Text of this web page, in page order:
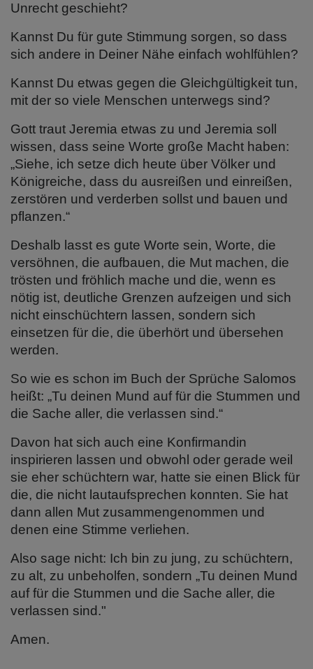
Unrecht geschieht?
Kannst Du für gute Stimmung sorgen, so dass
sich andere in Deiner Nähe einfach wohlfühlen?
Kannst Du etwas gegen die Gleichgültigkeit tun,
mit der so viele Menschen unterwegs sind?
Gott traut Jeremia etwas zu und Jeremia soll
wissen, dass seine Worte große Macht haben:
„Siehe, ich setze dich heute über Völker und
Königreiche, dass du ausreißen und einreißen,
zerstören und verderben sollst und bauen und
pflanzen.“
Deshalb lasst es gute Worte sein, Worte, die
versöhnen, die aufbauen, die Mut machen, die
trösten und fröhlich mache und die, wenn es
nötig ist, deutliche Grenzen aufzeigen und sich
nicht einschüchtern lassen, sondern sich
einsetzen für die, die überhört und übersehen
werden.
So wie es schon im Buch der Sprüche Salomos
heißt: „Tu deinen Mund auf für die Stummen und
die Sache aller, die verlassen sind.“
Davon hat sich auch eine Konfirmandin
inspirieren lassen und obwohl oder gerade weil
sie eher schüchtern war, hatte sie einen Blick für
die, die nicht lautaufsprechen konnten. Sie hat
dann allen Mut zusammengenommen und
denen eine Stimme verliehen.
Also sage nicht: Ich bin zu jung, zu schüchtern,
zu alt, zu unbeholfen, sondern „Tu deinen Mund
auf für die Stummen und die Sache aller, die
verlassen sind."
Amen.